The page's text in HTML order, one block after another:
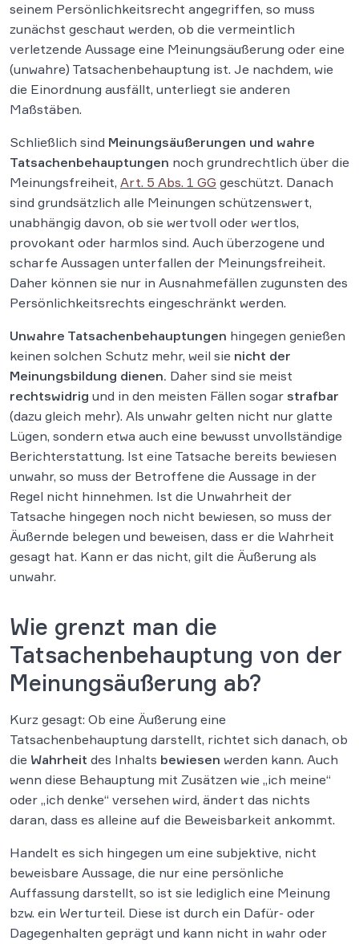
seinem Persönlichkeitsrecht angegriffen, so muss
zunächst geschaut werden, ob die vermeintlich
verletzende Aussage eine Meinungsäußerung oder eine
(unwahre) Tatsachenbehauptung ist. Je nachdem, wie
die Einordnung ausfällt, unterliegt sie anderen
Maßstäben.
Schließlich sind Meinungsäußerungen und wahre
Tatsachenbehauptungen noch grundrechtlich über die
Meinungsfreiheit, Art. 5 Abs. 1 GG geschützt. Danach
sind grundsätzlich alle Meinungen schützenswert,
unabhängig davon, ob sie wertvoll oder wertlos,
provokant oder harmlos sind. Auch überzogene und
scharfe Aussagen unterfallen der Meinungsfreiheit.
Daher können sie nur in Ausnahmefällen zugunsten des
Persönlichkeitsrechts eingeschränkt werden.
Unwahre Tatsachenbehauptungen hingegen genießen
keinen solchen Schutz mehr, weil sie nicht der
Meinungsbildung dienen. Daher sind sie meist
rechtswidrig und in den meisten Fällen sogar strafbar
(dazu gleich mehr). Als unwahr gelten nicht nur glatte
Lügen, sondern etwa auch eine bewusst unvollständige
Berichterstattung. Ist eine Tatsache bereits bewiesen
unwahr, so muss der Betroffene die Aussage in der
Regel nicht hinnehmen. Ist die Unwahrheit der
Tatsache hingegen noch nicht bewiesen, so muss der
Äußernde belegen und beweisen, dass er die Wahrheit
gesagt hat. Kann er das nicht, gilt die Äußerung als
unwahr.
Wie grenzt man die
Tatsachenbehauptung von der
Meinungsäußerung ab?
Kurz gesagt: Ob eine Äußerung eine
Tatsachenbehauptung darstellt, richtet sich danach, ob
die Wahrheit des Inhalts bewiesen werden kann. Auch
wenn diese Behauptung mit Zusätzen wie „ich meine“
oder „ich denke“ versehen wird, ändert das nichts
daran, dass es alleine auf die Beweisbarkeit ankommt.
Handelt es sich hingegen um eine subjektive, nicht
beweisbare Aussage, die nur eine persönliche
Auffassung darstellt, so ist sie lediglich eine Meinung
bzw. ein Werturteil. Diese ist durch ein Dafür- oder
Dagegenhalten geprägt und kann nicht in wahr oder